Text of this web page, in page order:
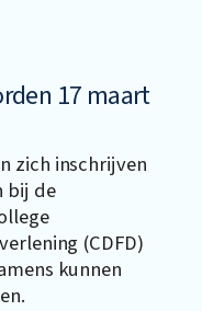
17 maart
zich inschrijven
bij de
(CDFD)
kunnen